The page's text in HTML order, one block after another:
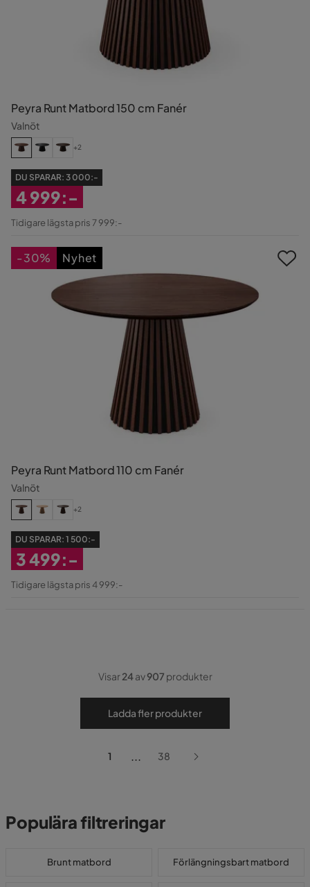
Peyra Runt Matbord 150 cm Fanér
Valnöt
+2
DU SPARAR: 3 000:-
Rabatterat
4 999:-
Tidigare lägsta pris 7 999:-
Peyra Runt Matbord 110 cm Fanér
Valnöt
+2
DU SPARAR: 1 500:-
Rabatterat
3 499:-
Tidigare lägsta pris 4 999:-
-30% Nyhet
Visar24av907 produkter
Ladda fler produkter
1 ... 38
Populära filtreringar
Brunt matbord Förlängningsbart matbord